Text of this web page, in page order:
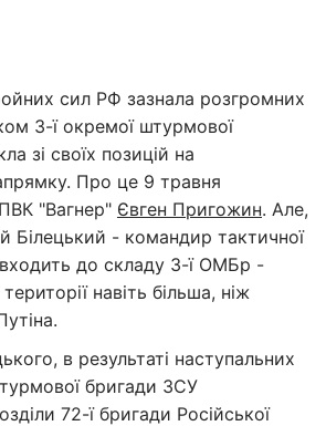
сил РФ зазнала розгромних
3-ї окремої штурмової
зі своїх позицій на
Про це 9 травня
"Вагнер" Євген Пригожин. Але,
Білецький - командир тактичної
до складу 3-ї ОМБр -
навіть більша, ніж
в результаті наступальних
бригади ЗСУ
72-ї бригади Російської